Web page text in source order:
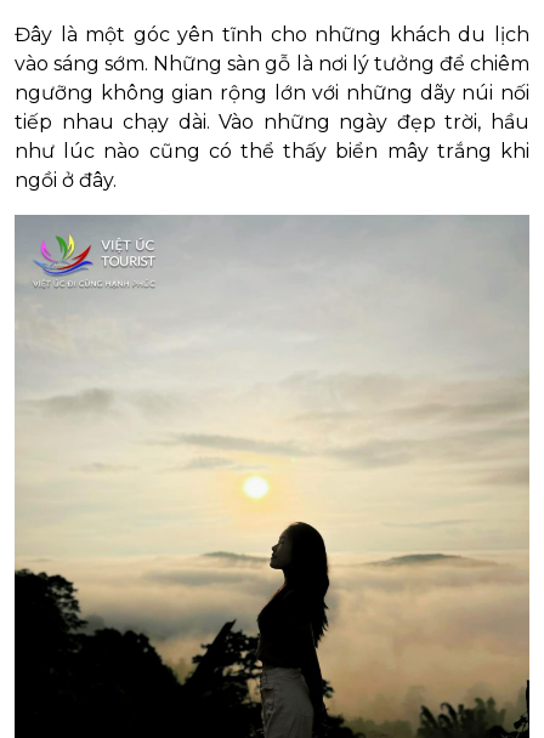
Đây là một góc yên tĩnh cho những khách du lịch
vào sáng sớm. Những sàn gỗ là nơi lý tưởng để chiêm
ngưỡng không gian rộng lớn với những dãy núi nối
tiếp nhau chạy dài. Vào những ngày đẹp trời, hầu
như lúc nào cũng có thể thấy biển mây trắng khi
ngồi ở đây.